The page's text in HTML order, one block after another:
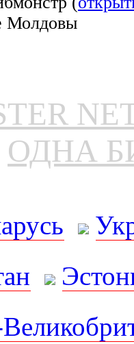
Молдовы
ОДНА